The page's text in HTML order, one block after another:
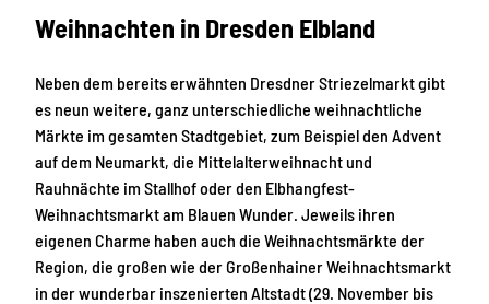
Weihnachten in Dresden Elbland
Neben dem bereits erwähnten Dresdner Striezelmarkt gibt
es neun weitere, ganz unterschiedliche weihnachtliche
Märkte im gesamten Stadtgebiet, zum Beispiel den Advent
auf dem Neumarkt, die Mittelalterweihnacht und
Rauhnächte im Stallhof oder den Elbhangfest-
Weihnachtsmarkt am Blauen Wunder. Jeweils ihren
eigenen Charme haben auch die Weihnachtsmärkte der
Region, die großen wie der Großenhainer Weihnachtsmarkt
in der wunderbar inszenierten Altstadt (29. November bis